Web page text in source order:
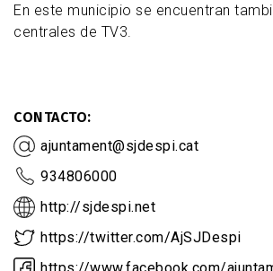
En este municipio se encuentran
centrales de TV3.
CONTACTO
ajuntament@sjdespi.cat
934806000
http://sjdespi.net
https://twitter.com/AjSJDespi